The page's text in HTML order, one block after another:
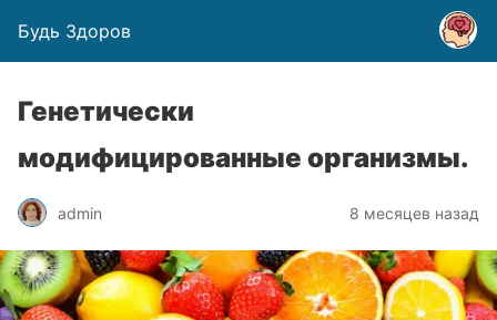
Будь Здоров
Генетически
модифицированные организмы.
admin 8 месяцев назад